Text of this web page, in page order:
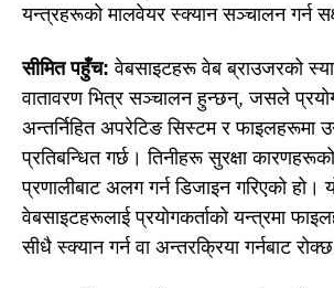
यन्त्रहरूको मालवेयर स्क्यान सञ्चालन गर्न
सीमित पहुँच: वेबसाइटहरू वेब ब्राउजरको
वातावरण भित्र सञ्चालन हुन्छन्, जसले
अन्तर्निहित अपरेटिङ सिस्टम र फाइलहरूमा
प्रतिबन्धित गर्छ। तिनीहरू सुरक्षा
प्रणालीबाट अलग गर्न डिजाइन गरिएको हो।
वेबसाइटहरूलाई प्रयोगकर्ताको यन्त्रमा
सीधै स्क्यान गर्न वा अन्तरक्रिया गर्नबाट